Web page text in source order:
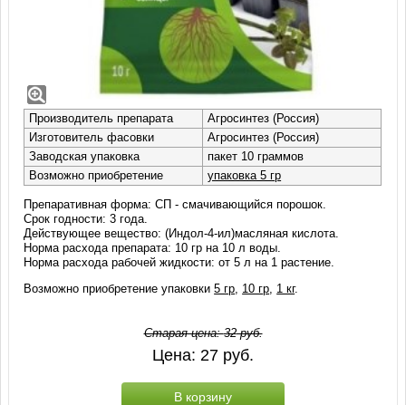
Корневин Агросинтез, СП (10 гр)
Активатор корнеобразования Корневин, СП производства
компании Агросинтез - эффективный регулятор роста и
развития растений.
Производитель препарата
Агросинтез (Россия)
Изготовитель фасовки
Агросинтез (Россия)
Заводская упаковка
пакет 10 граммов
Возможно приобретение
упаковка 5 гр
Препаративная форма: СП - смачивающийся порошок.
Срок годности: 3 года.
Действующее вещество: (Индол-4-ил)масляная кислота.
Норма расхода препарата: 10 гр на 10 л воды.
Норма расхода рабочей жидкости: от 5 л на 1 растение.
Возможно приобретение упаковки5 гр 10 гр 1 кг.
Старая цена:32руб.
Цена: 27 руб.
В корзину